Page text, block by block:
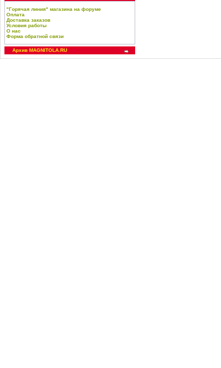
"Горячая линия" магазина на форуме
Оплата
Доставка заказов
Условия работы
О нас
Форма обратной связи
Архив MAGNITOLA.RU